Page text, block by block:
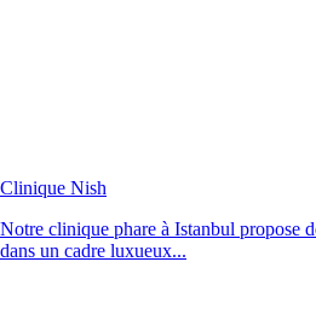
Clinique Nish
Notre clinique phare à Istanbul propose
dans un cadre luxueux...